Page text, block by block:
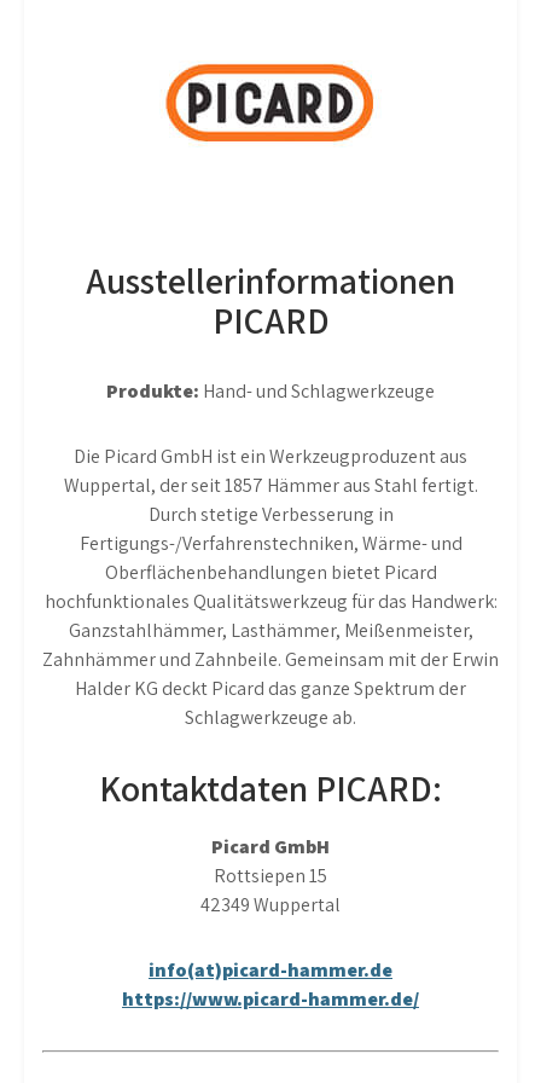
Ausstellerinformationen
PICARD
Produkte: Hand- und Schlagwerkzeuge
Die Picard GmbH ist ein Werkzeugproduzent aus
Wuppertal, der seit 1857 Hämmer aus Stahl fertigt.
Durch stetige Verbesserung in
Fertigungs-/Verfahrenstechniken, Wärme- und
Oberflächenbehandlungen bietet Picard
hochfunktionales Qualitätswerkzeug für das Handwerk:
Ganzstahlhämmer, Lasthämmer, Meißenmeister,
Zahnhämmer und Zahnbeile. Gemeinsam mit der Erwin
Halder KG deckt Picard das ganze Spektrum der
Schlagwerkzeuge ab.
Kontaktdaten PICARD:
Picard GmbH
Rottsiepen 15
42349 Wuppertal
info(at)picard-hammer.de
https://www.picard-hammer.de/